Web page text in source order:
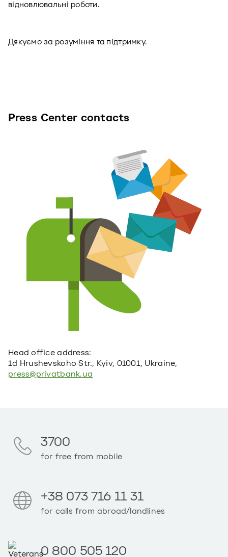
відновлювальні роботи.
Дякуємо за розуміння та підтримку.
Press Center contacts
Head office address:
1d Hrushevskoho Str., Kyiv, 01001, Ukraine,
press@privatbank.ua
3700
for free from mobile
+38 073 716 11 31
for calls from abroad/landlines
0 800 505 120